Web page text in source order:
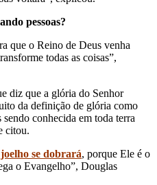
pessoas?
que o Reino de Deus venha
todas as coisas”,
diz que a glória do Senhor
da definição de glória como
conhecida em toda terra
citou.
se dobrará, porque Ele é o
o Evangelho”, Douglas